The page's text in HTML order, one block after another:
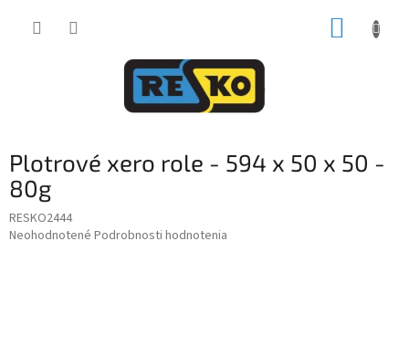
Plotrové xero role - 594 x 50 x 50 -
80g
RESKO2444
Priemerné
Neohodnotené Podrobnosti hodnotenia